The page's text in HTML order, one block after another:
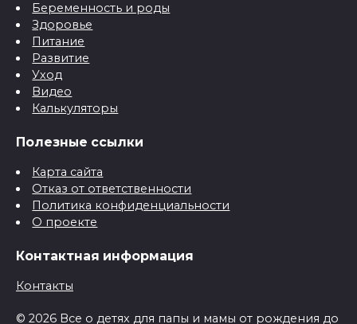
Беременность и роды
Здоровье
Питание
Развитие
Уход
Видео
Калькуляторы
Полезные ссылки
Карта сайта
Отказ от ответственности
Политика конфиденциальности
О проекте
Контактная информация
Контакты
© 2026 Все о детях для папы и мамы от рождения до